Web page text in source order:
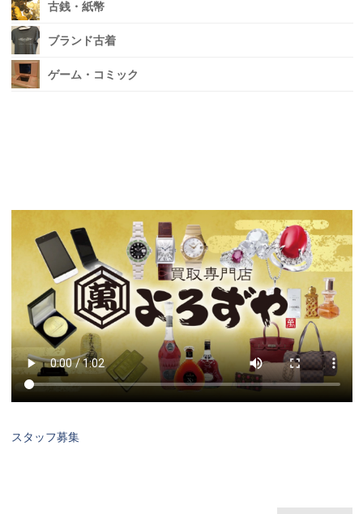
古銭・紙幣
ブランド古着
ゲーム・コミック
スタッフ募集